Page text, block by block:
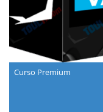
Curso Premium